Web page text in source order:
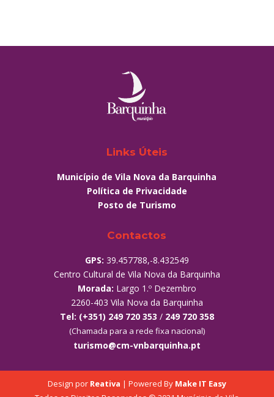
Links Úteis
Município de Vila Nova da Barquinha
Política de Privacidade
Posto de Turismo
Contactos
GPS: 39.457788,-8.432549
Centro Cultural de Vila Nova da Barquinha
Morada: Largo 1.º Dezembro
2260-403 Vila Nova da Barquinha
Tel: (+351) 249 720 353 / 249 720 358
(Chamada para a rede fixa nacional)
turismo@cm-vnbarquinha.pt
Design por Reativa | Powered By Make IT Easy